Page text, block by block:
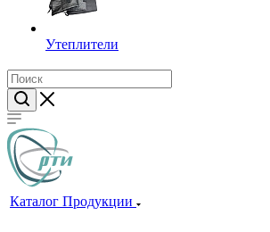
Утеплители
Каталог Продукции